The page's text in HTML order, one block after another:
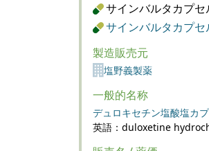
サインバルタカプ
サインバルタカプ
製造販売元
塩野義製薬
一般的名称
デュロキセチン塩酸塩カ
英語：duloxetine